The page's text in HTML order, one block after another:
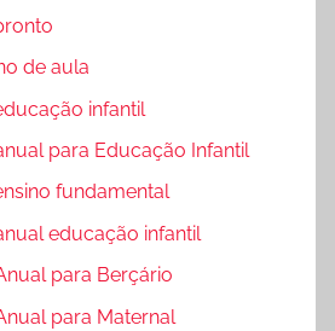
de aula
infantil
para Educação Infantil
fundamental
educação infantil
para Berçário
para Maternal